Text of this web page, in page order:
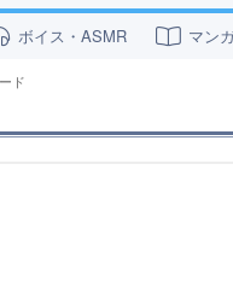
ボイス・ASMR マン
ド